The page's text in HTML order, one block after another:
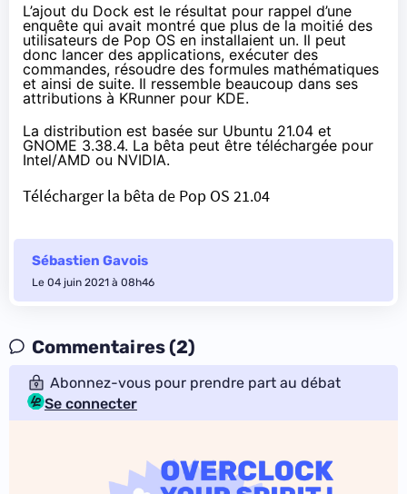
L’ajout du Dock est le résultat pour rappel d’une
enquête qui avait montré que plus de la moitié des
utilisateurs de Pop OS en installaient un. Il peut
donc lancer des applications, exécuter des
commandes, résoudre des formules mathématiques
et ainsi de suite. Il ressemble beaucoup dans ses
attributions à KRunner pour KDE.
La distribution est basée sur Ubuntu 21.04 et
GNOME 3.38.4. La bêta peut être téléchargée pour
Intel/AMD ou NVIDIA.
Télécharger la bêta de Pop OS 21.04
Sébastien Gavois
Le 04 juin 2021 à 08h46
Commentaires (2)
Abonnez-vous pour prendre part au débat
Se connecter